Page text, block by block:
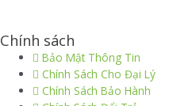
Chính sách
Bảo Mật Thông Tin
Chính Sách Cho Đại Lý
Chính Sách Bảo Hành